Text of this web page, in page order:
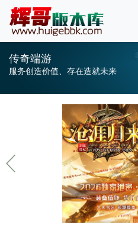
传奇端游
服务创造价值、存在造就未来